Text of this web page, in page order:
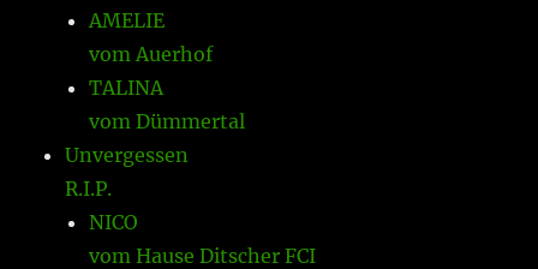
AMELIE
vom Auerhof
TALINA
vom Dümmertal
Unvergessen
R.I.P.
NICO
vom Hause Ditscher FCI